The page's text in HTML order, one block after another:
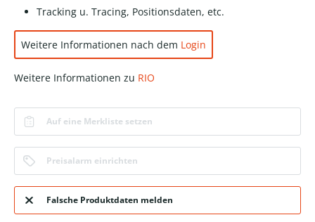
Tracking u. Tracing, Positionsdaten, etc.
Weitere Informationen nach dem Login
Weitere Informationen zu RIO
Auf eine Merkliste setzen
Preisalarm einrichten
Falsche Produktdaten melden